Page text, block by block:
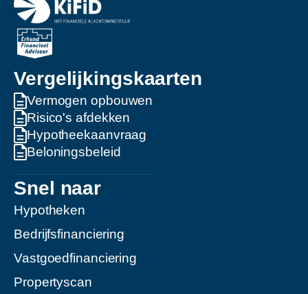
Vergelijkingskaarten
Vermogen opbouwen
Risico's afdekken
Hypotheekaanvraag
Beloningsbeleid
Snel naar
Hypotheken
Bedrijfsfinanciering
Vastgoedfinanciering
Propertyscan